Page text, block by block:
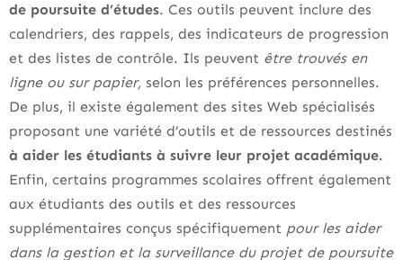
de poursuite d’études. Ces outils peuvent inclure des
calendriers, des rappels, des indicateurs de progression
et des listes de contrôle. Ils peuvent être trouvés en
ligne ou sur papier, selon les préférences personnelles.
De plus, il existe également des sites Web spécialisés
proposant une variété d’outils et de ressources destinés
à aider les étudiants à suivre leur projet académique.
Enfin, certains programmes scolaires offrent également
aux étudiants des outils et des ressources
supplémentaires conçus spécifiquement pour les aider
dans la gestion et la surveillance du projet de poursuite